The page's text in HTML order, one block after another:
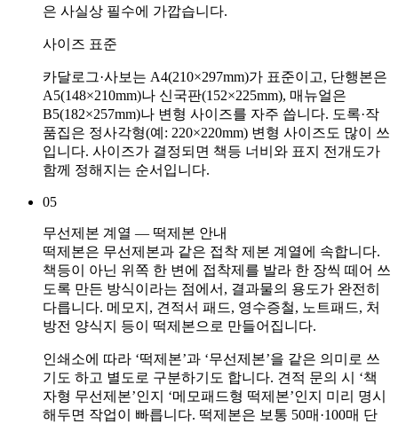
은 사실상 필수에 가깝습니다.
사이즈 표준
카달로그·사보는 A4(210×297mm)가 표준이고, 단행본은
A5(148×210mm)나 신국판(152×225mm), 매뉴얼은
B5(182×257mm)나 변형 사이즈를 자주 씁니다. 도록·작
품집은 정사각형(예: 220×220mm) 변형 사이즈도 많이 쓰
입니다. 사이즈가 결정되면 책등 너비와 표지 전개도가
함께 정해지는 순서입니다.
05
무선제본 계열 — 떡제본 안내
떡제본은 무선제본과 같은 접착 제본 계열에 속합니다.
책등이 아닌 위쪽 한 변에 접착제를 발라 한 장씩 떼어 쓰
도록 만든 방식이라는 점에서, 결과물의 용도가 완전히
다릅니다. 메모지, 견적서 패드, 영수증철, 노트패드, 처
방전 양식지 등이 떡제본으로 만들어집니다.
인쇄소에 따라 ‘떡제본’과 ‘무선제본’을 같은 의미로 쓰
기도 하고 별도로 구분하기도 합니다. 견적 문의 시 ‘책
자형 무선제본’인지 ‘메모패드형 떡제본’인지 미리 명시
해두면 작업이 빠릅니다. 떡제본은 보통 50매·100매 단